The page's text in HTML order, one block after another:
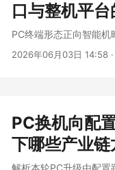
口与整机平
PC终端形态正向智能机
2026年06月03日 14:58 ·
PC换机向配
下哪些产业链
解析本轮PC升级由配